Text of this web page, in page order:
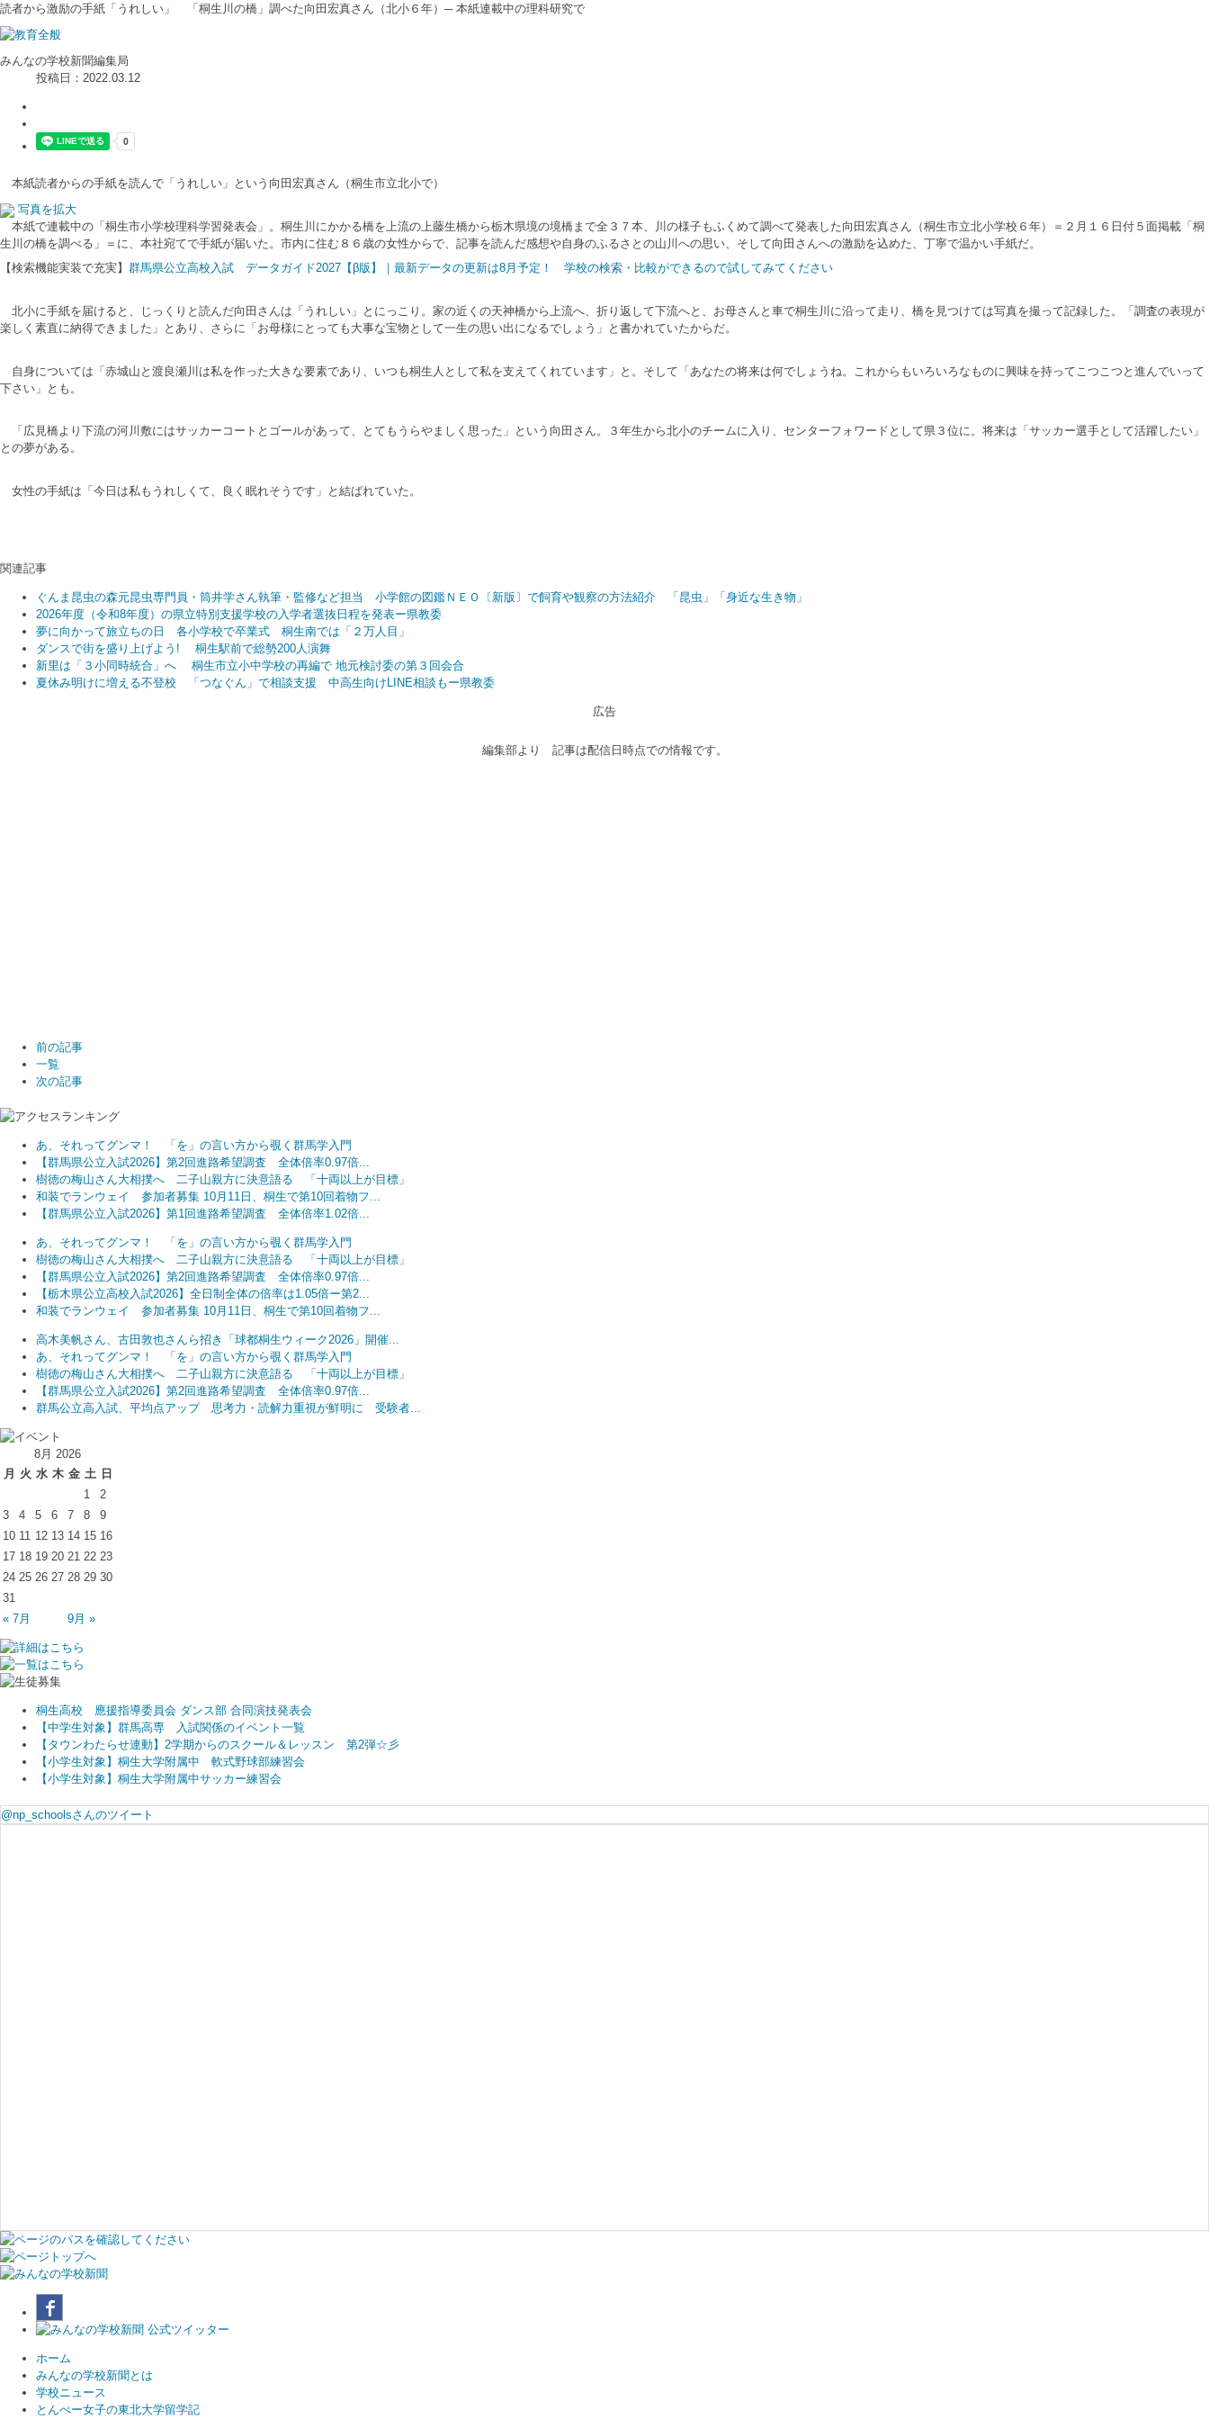
読者から激励の手紙「うれしい」 「桐生川の橋」調べた向田宏真さん（北小６年）─ 本紙連載中の理科研究で
みんなの学校新聞編集局
投稿日：2022.03.12
本紙読者からの手紙を読んで「うれしい」という向田宏真さん（桐生市立北小で）
写真を拡大
本紙で連載中の「桐生市小学校理科学習発表会」。桐生川にかかる橋を上流の上藤生橋から栃木県境の境橋まで全３７本、川の様子もふくめて調べて発表した向田宏真さん（桐生市立北小学校６年）＝２月１６日付５面掲載「桐
生川の橋を調べる」＝に、本社宛てで手紙が届いた。市内に住む８６歳の女性からで、記事を読んだ感想や自身のふるさとの山川への思い、そして向田さんへの激励を込めた、丁寧で温かい手紙だ。
【検索機能実装で充実】 群馬県公立高校入試 データガイド2027【β版】｜最新データの更新は8月予定！ 学校の検索・比較ができるので試してみてください
北小に手紙を届けると、じっくりと読んだ向田さんは「うれしい」とにっこり。家の近くの天神橋から上流へ、折り返して下流へと、お母さんと車で桐生川に沿って走り、橋を見つけては写真を撮って記録した。「調査の表現が
楽しく素直に納得できました」とあり、さらに「お母様にとっても大事な宝物として一生の思い出になるでしょう」と書かれていたからだ。
自身については「赤城山と渡良瀬川は私を作った大きな要素であり、いつも桐生人として私を支えてくれています」と。そして「あなたの将来は何でしょうね。これからもいろいろなものに興味を持ってこつこつと進んでいって
下さい」とも。
「広見橋より下流の河川敷にはサッカーコートとゴールがあって、とてもうらやましく思った」という向田さん。３年生から北小のチームに入り、センターフォワードとして県３位に。将来は「サッカー選手として活躍したい」
との夢がある。
女性の手紙は「今日は私もうれしくて、良く眠れそうです」と結ばれていた。
関連記事
ぐんま昆虫の森元昆虫専門員・筒井学さん執筆・監修など担当 小学館の図鑑ＮＥＯ〔新版〕で飼育や観察の方法紹介 「昆虫」「身近な生き物」
2026年度（令和8年度）の県立特別支援学校の入学者選抜日程を発表ー県教委
夢に向かって旅立ちの日 各小学校で卒業式 桐生南では「２万人目」
ダンスで街を盛り上げよう! 桐生駅前で総勢200人演舞
新里は「３小同時統合」へ 桐生市立小中学校の再編で 地元検討委の第３回会合
夏休み明けに増える不登校 「つなぐん」で相談支援 中高生向けLINE相談もー県教委
広告
編集部より 記事は配信日時点での情報です。
前の記事
一覧
次の記事
あ、それってグンマ！ 「を」の言い方から覗く群馬学入門
【群馬県公立入試2026】第2回進路希望調査 全体倍率0.97倍...
樹徳の梅山さん大相撲へ 二子山親方に決意語る 「十両以上が目標」
和装でランウェイ 参加者募集 10月11日、桐生で第10回着物フ...
【群馬県公立入試2026】第1回進路希望調査 全体倍率1.02倍...
あ、それってグンマ！ 「を」の言い方から覗く群馬学入門
樹徳の梅山さん大相撲へ 二子山親方に決意語る 「十両以上が目標」
【群馬県公立入試2026】第2回進路希望調査 全体倍率0.97倍...
【栃木県公立高校入試2026】全日制全体の倍率は1.05倍ー第2...
和装でランウェイ 参加者募集 10月11日、桐生で第10回着物フ...
高木美帆さん、古田敦也さんら招き「球都桐生ウィーク2026」開催...
あ、それってグンマ！ 「を」の言い方から覗く群馬学入門
樹徳の梅山さん大相撲へ 二子山親方に決意語る 「十両以上が目標」
【群馬県公立入試2026】第2回進路希望調査 全体倍率0.97倍...
群馬公立高入試、平均点アップ 思考力・読解力重視が鮮明に 受験者...
8月 2026
月 火 水 木 金 土 日
1
2
3
4 5 6 7 8
9
10 11 12 13 14 15 16
17 18 19 20 21 22 23
24 25 26 27 28 29 30
31
« 7月
9月 »
桐生高校 應援指導委員会 ダンス部 合同演技発表会
【中学生対象】群馬高専 入試関係のイベント一覧
【タウンわたらせ連動】2学期からのスクール＆レッスン 第2弾☆彡
【小学生対象】桐生大学附属中 軟式野球部練習会
【小学生対象】桐生大学附属中サッカー練習会
@np_schoolsさんのツイート
ホーム
みんなの学校新聞とは
学校ニュース
とんぺー女子の東北大学留学記